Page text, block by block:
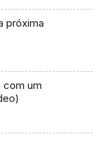
próxima
com um